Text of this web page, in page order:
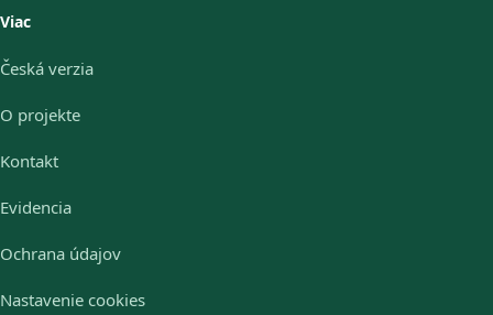
Viac
Česká verzia
O projekte
Kontakt
Evidencia
Ochrana údajov
Nastavenie cookies